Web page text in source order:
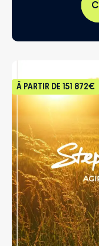
À PARTIR DE 151 872€